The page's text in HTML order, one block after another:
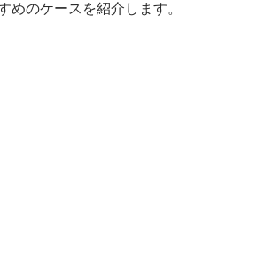
めのケースを紹介します。